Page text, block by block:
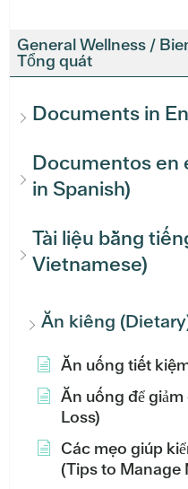
General Wellness /
Tổng quát
Documents in
Documentos en
in Spanish)
Tài liệu bằng
Vietnamese)
Ăn kiêng
Ăn uống tiết
Ăn uống để
Loss)
Các mẹo giúp
(Tips to Manage